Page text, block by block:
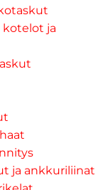
kotelot ja
ja ankkuriliinat